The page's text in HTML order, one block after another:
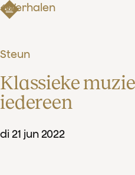
Verhalen
Steun
Klassieke
iedereen
di 21 jun 2022